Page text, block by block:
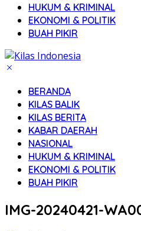
HUKUM & KRIMINAL
EKONOMI & POLITIK
BUAH PIKIR
BERANDA
KILAS BALIK
KILAS BERITA
KABAR DAERAH
NASIONAL
HUKUM & KRIMINAL
EKONOMI & POLITIK
BUAH PIKIR
IMG-20240421-